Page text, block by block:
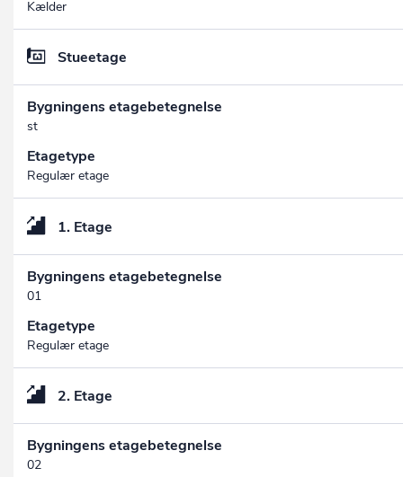
Kælder
Stueetage
Bygningens etagebetegnelse
st
Etagetype
Regulær etage
1. Etage
Bygningens etagebetegnelse
01
Etagetype
Regulær etage
2. Etage
Bygningens etagebetegnelse
02